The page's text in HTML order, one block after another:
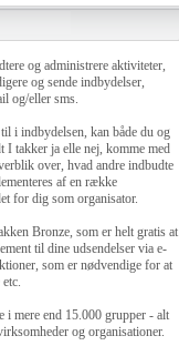
og administrere aktiviteter,
og sende indbydelser,
og/eller sms.
i indbydelsen, kan både du og
I takker ja elle nej, komme med
over, hvad andre indbudte
af en række
for dig som organisator.
Bronze, som er helt gratis at
til dine udsendelser via e-
som er nødvendige for at
mere end 15.000 grupper - alt
og organisationer.